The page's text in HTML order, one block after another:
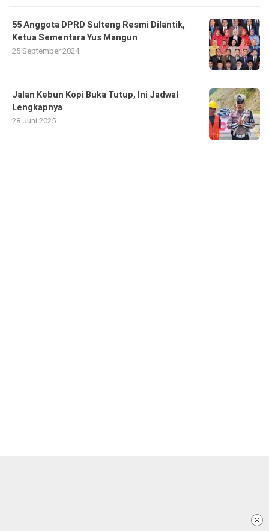
55 Anggota DPRD Sulteng Resmi Dilantik,
Ketua Sementara Yus Mangun
25 September 2024
Jalan Kebun Kopi Buka Tutup, Ini Jadwal
Lengkapnya
28 Juni 2025